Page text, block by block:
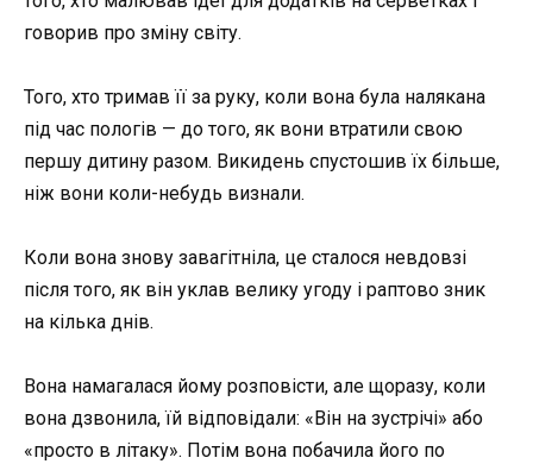
говорив про зміну світу.
Того, хто тримав її за руку, коли вона була налякана
під час пологів — до того, як вони втратили свою
першу дитину разом. Викидень спустошив їх більше,
ніж вони коли-небудь визнали.
Коли вона знову завагітніла, це сталося невдовзі
після того, як він уклав велику угоду і раптово зник
на кілька днів.
Вона намагалася йому розповісти, але щоразу, коли
вона дзвонила, їй відповідали: «Він на зустрічі» або
«просто в літаку». Потім вона побачила його по